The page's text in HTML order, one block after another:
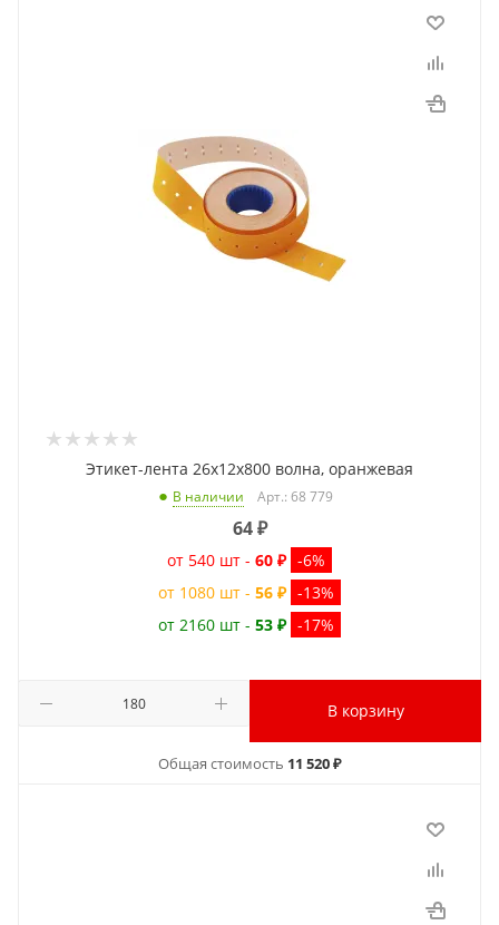
Этикет-лента 26x12x800 волна, оранжевая
В наличии Арт.: 68 779
64₽
от 540 шт - 60 ₽ -6%
от 1080 шт - 56 ₽ -13%
от 2160 шт - 53 ₽ -17%
В корзину
Общая стоимость 11 520 ₽